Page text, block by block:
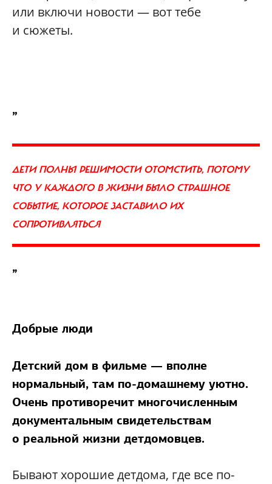
или включи новости — вот тебе
и сюжеты.
„
ДЕТИ ПОЛНЫ РЕШИМОСТИ ОТОМСТИТЬ, ПОТОМУ
ЧТО У КАЖДОГО В ЖИЗНИ БЫЛО СТРАШНОЕ
СОБЫТИЕ, КОТОРОЕ ЗАСТАВИЛО ИХ
СОПРОТИВЛЯТЬСЯ
”
Добрые люди
Детский дом в фильме — вполне
нормальный, там по-домашнему уютно.
Очень противоречит многочисленным
документальным свидетельствам
о реальной жизни детдомовцев.
Бывают хорошие детдома, где все по-